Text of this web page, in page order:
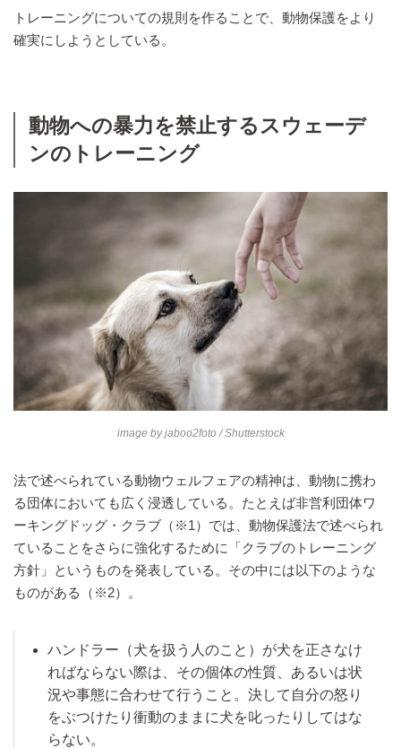
トレーニングについての規則を作ることで、動物保護をより
確実にしようとしている。
動物への暴力を禁止するスウェーデ
ンのトレーニング
image byjaboo2foto/ Shutterstock
法で述べられている動物ウェルフェアの精神は、動物に携わ
る団体においても広く浸透している。たとえば非営利団体ワ
ーキングドッグ・クラブ（※1）では、動物保護法で述べられ
ていることをさらに強化するために「クラブのトレーニング
方針」というものを発表している。その中には以下のような
ものがある（※2）。
ハンドラー（犬を扱う人のこと）が犬を正さなけ
ればならない際は、その個体の性質、あるいは状
況や事態に合わせて行うこと。決して自分の怒り
をぶつけたり衝動のままに犬を叱ったりしてはな
らない。